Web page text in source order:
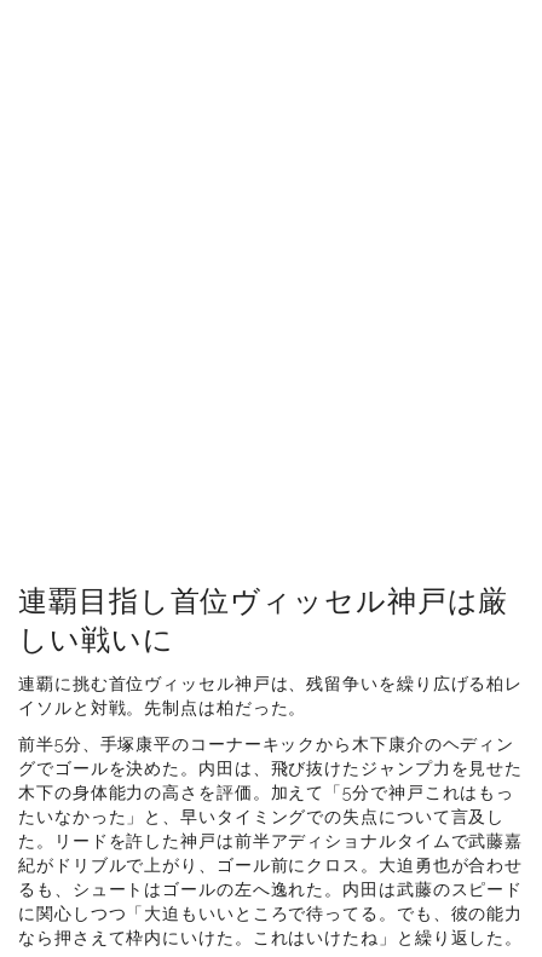
連覇目指し首位ヴィッセル神戸は厳
しい戦いに
連覇に挑む首位ヴィッセル神戸は、残留争いを繰り広げる柏レ
イソルと対戦。先制点は柏だった。
前半5分、手塚康平のコーナーキックから木下康介のヘディン
グでゴールを決めた。内田は、飛び抜けたジャンプ力を見せた
木下の身体能力の高さを評価。加えて「5分で神戸これはもっ
たいなかった」と、早いタイミングでの失点について言及し
た。リードを許した神戸は前半アディショナルタイムで武藤嘉
紀がドリブルで上がり、ゴール前にクロス。大迫勇也が合わせ
るも、シュートはゴールの左へ逸れた。内田は武藤のスピード
に関心しつつ「大迫もいいところで待ってる。でも、彼の能力
なら押さえて枠内にいけた。これはいけたね」と繰り返した。